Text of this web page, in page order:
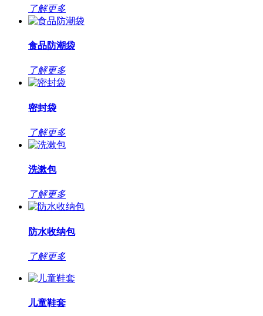
了解更多
食品防潮袋
了解更多
密封袋
了解更多
洗漱包
了解更多
防水收纳包
了解更多
儿童鞋套